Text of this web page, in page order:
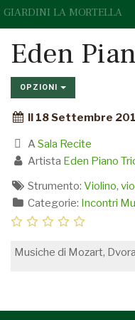
GIARDINI LA MORTELLA
Eden
OPZIONI
Il 18 Settembre
A Sala Recite
Artista Eden Piano
Strumento: Violino,
Categorie: Incontri
Musiche di Mozart,